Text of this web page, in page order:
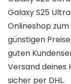
Galaxy S25
Onlineshop
günstigen
guten
Versand
sicher per DHL.